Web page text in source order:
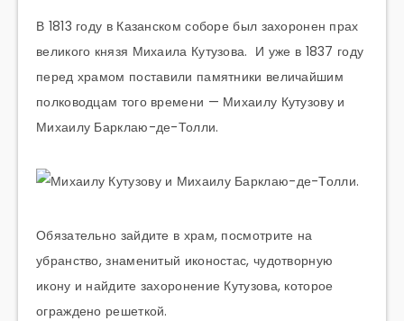
В 1813 году в Казанском соборе был захоронен прах
великого князя Михаила Кутузова. И уже в 1837 году
перед храмом поставили памятники величайшим
полководцам того времени — Михаилу Кутузову и
Михаилу Барклаю-де-Толли.
Обязательно зайдите в храм, посмотрите на
убранство, знаменитый иконостас, чудотворную
икону и найдите захоронение Кутузова, которое
ограждено решеткой.